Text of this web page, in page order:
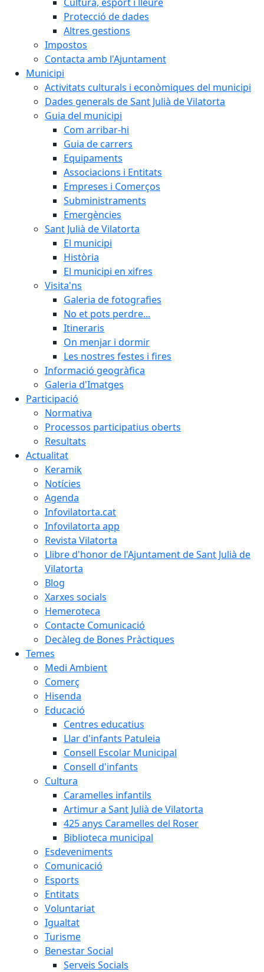
Protecció de dades
Altres gestions
Impostos
Contacta amb l'Ajuntament
Municipi
Activitats culturals i econòmiques del municipi
Dades generals de Sant Julià de Vilatorta
Guia del municipi
Com arribar-hi
Guia de carrers
Equipaments
Associacions i Entitats
Empreses i Comerços
Subministraments
Emergències
Sant Julià de Vilatorta
El municipi
Història
El municipi en xifres
Visita'ns
Galeria de fotografies
No et pots perdre...
Itineraris
On menjar i dormir
Les nostres festes i fires
Informació geogràfica
Galeria d'Imatges
Participació
Normativa
Processos participatius oberts
Resultats
Actualitat
Keramik
Notícies
Agenda
Infovilatorta.cat
Infovilatorta app
Revista Vilatorta
Llibre d'honor de l'Ajuntament de Sant Julià de
Vilatorta
Blog
Xarxes socials
Hemeroteca
Contacte Comunicació
Decàleg de Bones Pràctiques
Temes
Medi Ambient
Comerç
Hisenda
Educació
Centres educatius
Llar d'infants Patuleia
Consell Escolar Municipal
Consell d'infants
Cultura
Caramelles infantils
Artimur a Sant Julià de Vilatorta
425 anys Caramelles del Roser
Biblioteca municipal
Esdeveniments
Comunicació
Esports
Entitats
Voluntariat
Igualtat
Turisme
Benestar Social
Serveis Socials